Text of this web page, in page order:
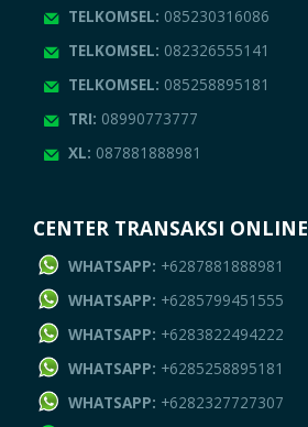
TELKOMSEL: 085230316086
TELKOMSEL: 082326555141
TELKOMSEL: 085258895181
TRI: 08990773777
XL: 087881888981
CENTER TRANSAKSI ONLINE
WHATSAPP: +6287881888981
WHATSAPP: +6285799451555
WHATSAPP: +6283822494222
WHATSAPP: +6285258895181
WHATSAPP: +6282327727307